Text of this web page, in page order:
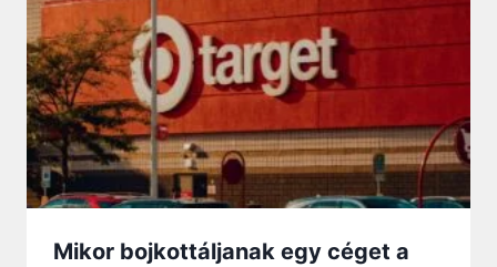
Mikor bojkottáljanak egy céget a